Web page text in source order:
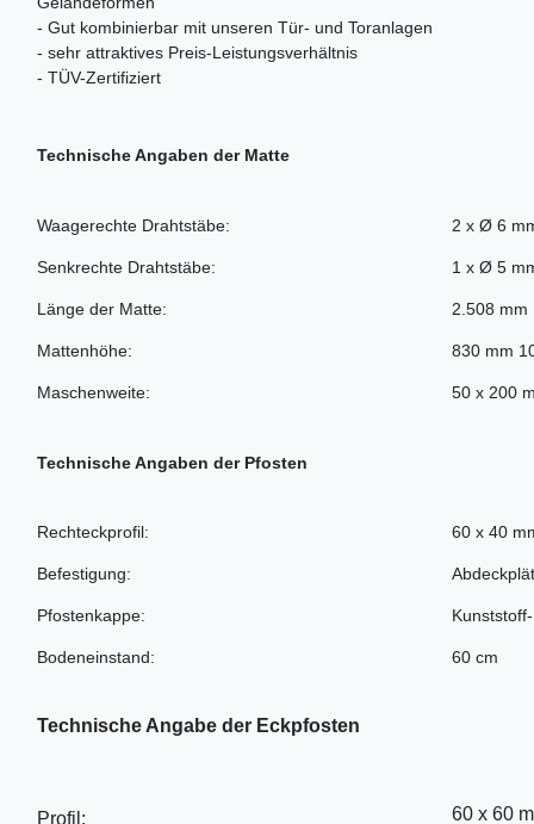
- Gut kombinierbar mit unseren Tür- und Toranlagen
- sehr attraktives Preis-Leistungsverhältnis
- TÜV-Zertifiziert
Technische Angaben der Matte
Waagerechte Drahtstäbe:
Senkrechte Drahtstäbe:
Länge der Matte:
Mattenhöhe:
Maschenweite:
2 x Ø 6
1 x Ø 5
2.508 mm
830 mm
50 x 200
Technische Angaben der Pfosten
Rechteckprofil:
Befestigung:
Pfostenkappe:
Bodeneinstand:
60 x 40
60 cm
Technische Angabe der Eckpfosten
Profil:
60 x 60